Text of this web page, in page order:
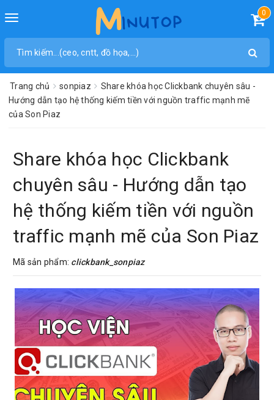
Toggle
0
Trang chủ sonpiaz
Share khóa học Clickbank chuyên sâu -
Hướng dẫn tạo hệ thống kiếm tiền với nguồn traffic mạnh mẽ
của Son Piaz
Share khóa học Clickbank
chuyên sâu - Hướng dẫn tạo
hệ thống kiếm tiền với nguồn
traffic mạnh mẽ của Son Piaz
Mã sản phẩm: clickbank_sonpiaz